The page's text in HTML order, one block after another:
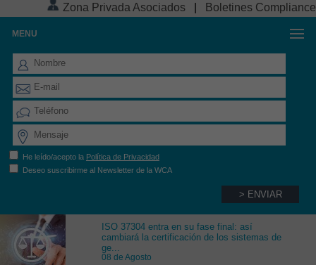
Zona Privada Asociados Boletines Compliance
MENU
He leído/acepto la Política de Privacidad
Deseo suscribirme al Newsletter de la WCA
ISO 37304 entra en su fase final: así
cambiará la certificación de los sistemas de
ge...
08 de Agosto